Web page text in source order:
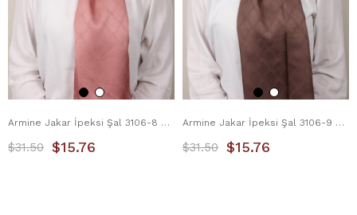
Armine Jakar İpeksi Şal 3106-8 Pembe
$15.76
$31.50
Armine Jakar İpeksi Şal 3106-9 Kahverengi
$15.76
$31.50